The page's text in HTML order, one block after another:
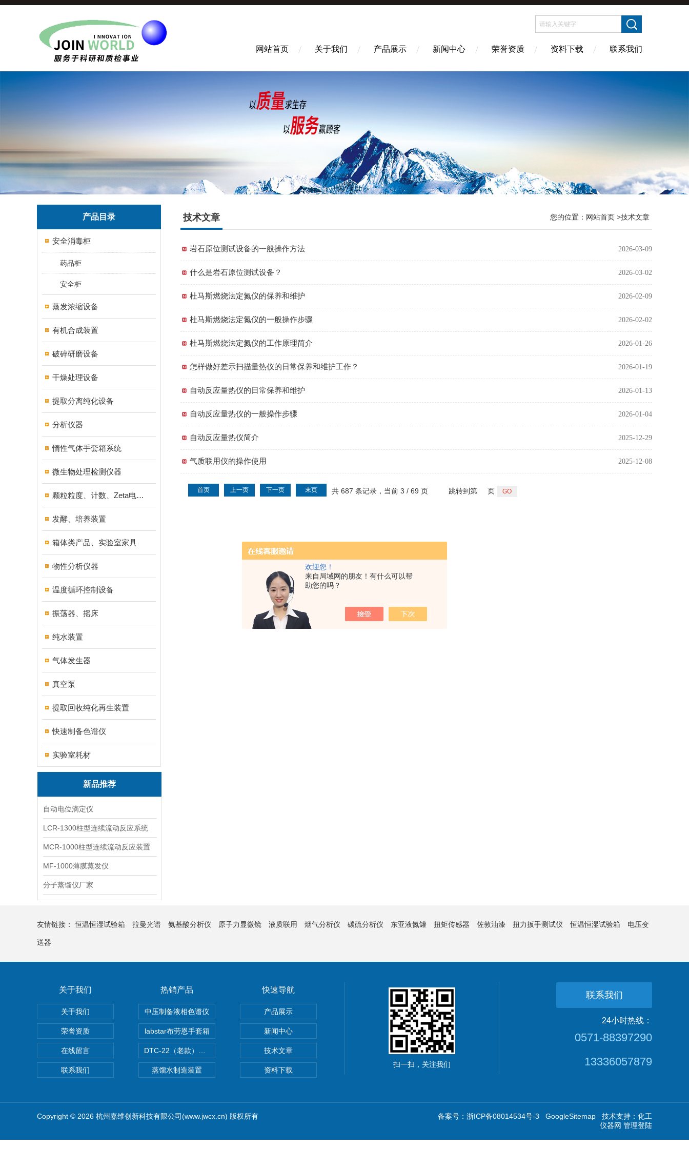
欢迎您！
来自局域网的朋友！有什么可以帮
助您的吗？
网站首页 关于我们 产品展示 新闻中心 荣誉资质 资料下载 联系我们
产品目录
安全消毒柜
药品柜
安全柜
蒸发浓缩设备
有机合成装置
破碎研磨设备
干燥处理设备
提取分离纯化设备
分析仪器
惰性气体手套箱系统
微生物处理检测仪器
颗粒粒度、计数、Zeta电位分析仪器
发酵、培养装置
箱体类产品、实验室家具
物性分析仪器
温度循环控制设备
振荡器、摇床
纯水装置
气体发生器
真空泵
提取回收纯化再生装置
快速制备色谱仪
实验室耗材
新品推荐
自动电位滴定仪
LCR-1300柱型连续流动反应系统
MCR-1000柱型连续流动反应装置
MF-1000薄膜蒸发仪
分子蒸馏仪厂家
技术文章 您的位置： 网站首页 >技术文章
岩石原位测试设备的一般操作方法 2026-03-09
什么是岩石原位测试设备？ 2026-03-02
杜马斯燃烧法定氮仪的保养和维护 2026-02-09
杜马斯燃烧法定氮仪的一般操作步骤 2026-02-02
杜马斯燃烧法定氮仪的工作原理简介 2026-01-26
怎样做好差示扫描量热仪的日常保养和维护工作？ 2026-01-19
自动反应量热仪的日常保养和维护 2026-01-13
自动反应量热仪的一般操作步骤 2026-01-04
自动反应量热仪简介 2025-12-29
气质联用仪的操作使用 2025-12-08
共 687 条记录，当前 3 / 69 页
首页 上一页 下一页 末页 跳转到第 页
友情链接：恒温恒湿试验箱 拉曼光谱 氨基酸分析仪 原子力显微镜 液质联用 烟气分析仪 碳硫分析仪 东亚液氮罐 扭矩传感器 佐敦油漆 扭力扳手测试仪 恒温恒湿试验箱 电压变
送器
关于我们
关于我们
荣誉资质
在线留言
联系我们
热销产品
中压制备液相色谱仪
labstar布劳恩手套箱
蒸馏水制造装置
快速导航
产品展示
新闻中心
技术文章
资料下载
扫一扫，关注我们
联系我们
24小时热线：
0571-88397290
13336057879
Copyright © 2026 杭州嘉维创新科技有限公司(www.jwcx.cn) 版权所有 备案号：浙ICP备08014534号-3 GoogleSitemap 技术支持： 化工
仪器网 管理登陆